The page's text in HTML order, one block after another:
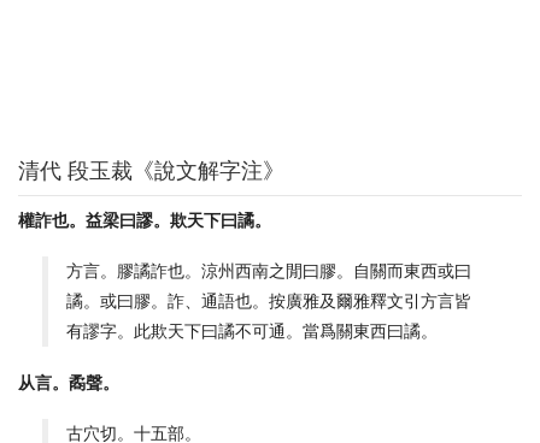
清代 段玉裁《說文解字注》
權詐也。益梁曰謬。欺天下曰譎。
方言。膠譎詐也。涼州西南之閒曰膠。自關而東西或曰
譎。或曰膠。詐、通語也。按廣雅及爾雅釋文引方言皆
有謬字。此欺天下曰譎不可通。當爲關東西曰譎。
从言。矞聲。
古穴切。十五部。